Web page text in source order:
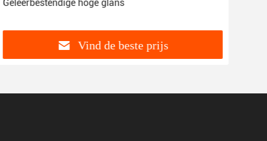
Geleerbestendige hoge glans
Vind de beste prijs